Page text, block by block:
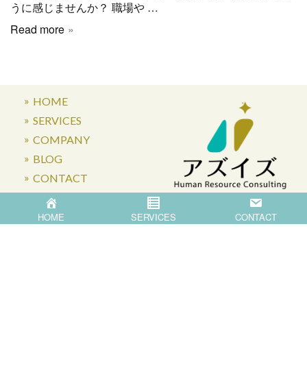
うに感じませんか？ 職場や …
Read more
HOME
SERVICES
COMPANY
BLOG
CONTACT
〒871-0007 大分県中津市蛎瀬770
HOME SERVICES CONTACT